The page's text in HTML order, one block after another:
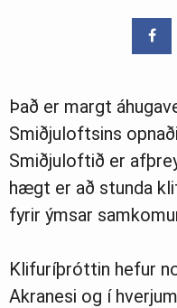
Það er margt
Smiðjuloftsins
Smiðjuloftið er
hægt er að stunda
fyrir ýmsar
Klifuríþróttin hefur
Akranesi og í